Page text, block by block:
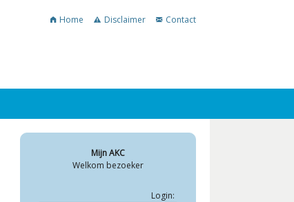
Home Disclaimer Contact
Mijn AKC
Welkom bezoeker
Login: